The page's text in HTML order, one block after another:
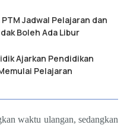
Jadwal Pelajaran dan
Boleh Ada Libur
Ajarkan Pendidikan
Pelajaran
waktu ulangan, sedangkan